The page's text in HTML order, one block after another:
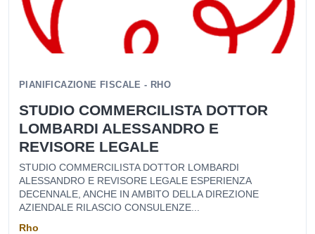
PIANIFICAZIONE FISCALE - RHO
STUDIO COMMERCILISTA DOTTOR
LOMBARDI ALESSANDRO E
REVISORE LEGALE
STUDIO COMMERCILISTA DOTTOR LOMBARDI
ALESSANDRO E REVISORE LEGALE ESPERIENZA
DECENNALE, ANCHE IN AMBITO DELLA DIREZIONE
AZIENDALE RILASCIO CONSULENZE...
Rho